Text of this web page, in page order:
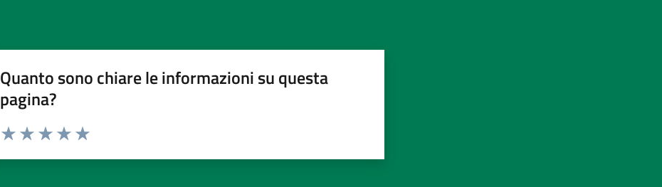
Quanto sono chiare le informazioni su questa
pagina?
Valuta da 1 a 5 stelle la pagina